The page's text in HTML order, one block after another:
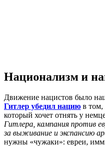
Национализм и
Движение нацистов было
Гитлер убедил нацию в том,
который хочет отнять у
Гитлера, кампания против
за выживание и экспансию
нужны «чужаки»: евреи,